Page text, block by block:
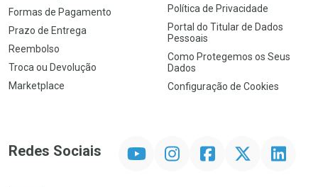
Formas de Pagamento
Prazo de Entrega
Reembolso
Troca ou Devolução
Marketplace
Política de Privacidade
Portal do Titular de Dados
Pessoais
Como Protegemos os Seus
Dados
Configuração de Cookies
Redes Sociais InstagramFacebookTwitter Linkedin